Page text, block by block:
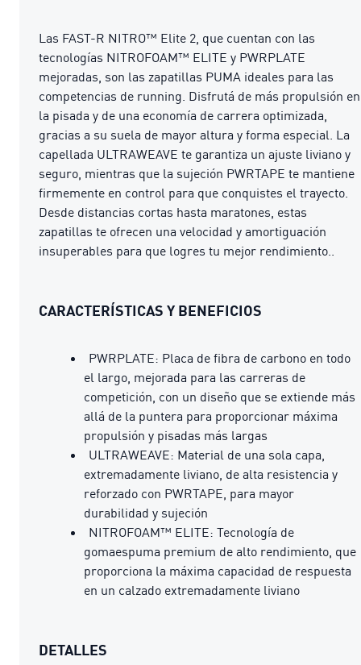
Las FAST-R NITRO™ Elite 2, que cuentan con las
tecnologías NITROFOAM™ ELITE y PWRPLATE
mejoradas, son las zapatillas PUMA ideales para las
competencias de running. Disfrutá de más propulsión en
la pisada y de una economía de carrera optimizada,
gracias a su suela de mayor altura y forma especial. La
capellada ULTRAWEAVE te garantiza un ajuste liviano y
seguro, mientras que la sujeción PWRTAPE te mantiene
firmemente en control para que conquistes el trayecto.
Desde distancias cortas hasta maratones, estas
zapatillas te ofrecen una velocidad y amortiguación
insuperables para que logres tu mejor rendimiento..
CARACTERÍSTICAS Y BENEFICIOS
PWRPLATE: Placa de fibra de carbono en todo
el largo, mejorada para las carreras de
competición, con un diseño que se extiende más
allá de la puntera para proporcionar máxima
propulsión y pisadas más largas
ULTRAWEAVE: Material de una sola capa,
extremadamente liviano, de alta resistencia y
reforzado con PWRTAPE, para mayor
durabilidad y sujeción
NITROFOAM™ ELITE: Tecnología de
gomaespuma premium de alto rendimiento, que
proporciona la máxima capacidad de respuesta
en un calzado extremadamente liviano
DETALLES